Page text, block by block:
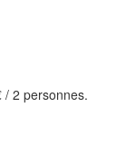
/ 2 personnes.